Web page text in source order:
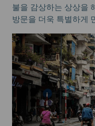
불을 감상하는 상상을
방문을 더욱 특별하게